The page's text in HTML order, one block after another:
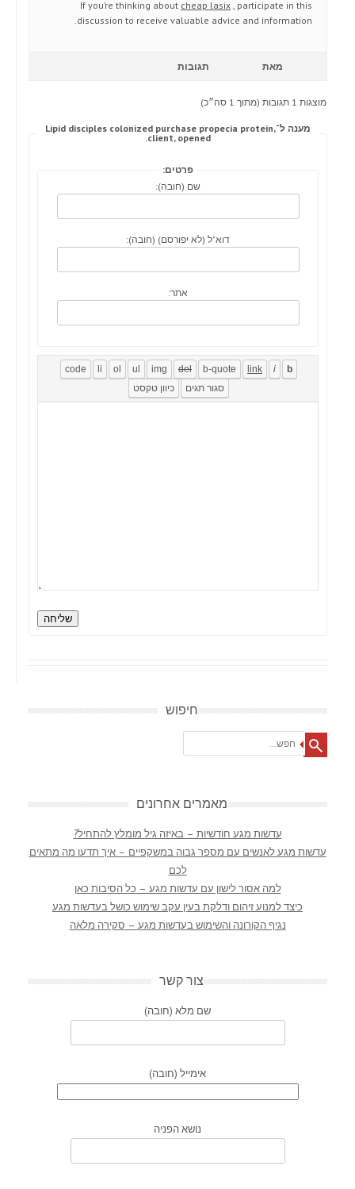
If you’re thinking about cheap lasix , participate in this
discussion to receive valuable advice and information.
מאת תגובות
מוצגות 1 תגובות (מתוך 1 סה״כ)
מענה ל־Lipid disciples colonized purchase propecia protein,
client, opened.
פרטים:
שם (חובה):
דוא"ל (לא יפורסם) (חובה):
אתר:
שליחה
חיפוש
מאמרים אחרונים
עדשות מגע חודשיות – באיזה גיל מומלץ להתחיל?
עדשות מגע לאנשים עם מספר גבוה במשקפיים – איך תדעו מה מתאים
לכם
למה אסור לישון עם עדשות מגע – כל הסיבות כאן
כיצד למנוע זיהום ודלקת בעין עקב שימוש כושל בעדשות מגע
נגיף הקורונה והשימוש בעדשות מגע – סקירה מלאה
צור קשר
שם מלא (חובה)
אימייל (חובה)
נושא הפניה